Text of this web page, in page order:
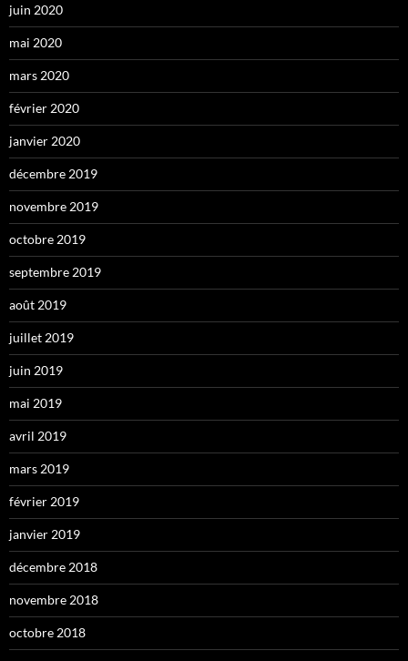
juin 2020
mai 2020
mars 2020
février 2020
janvier 2020
décembre 2019
novembre 2019
octobre 2019
septembre 2019
août 2019
juillet 2019
juin 2019
mai 2019
avril 2019
mars 2019
février 2019
janvier 2019
décembre 2018
novembre 2018
octobre 2018